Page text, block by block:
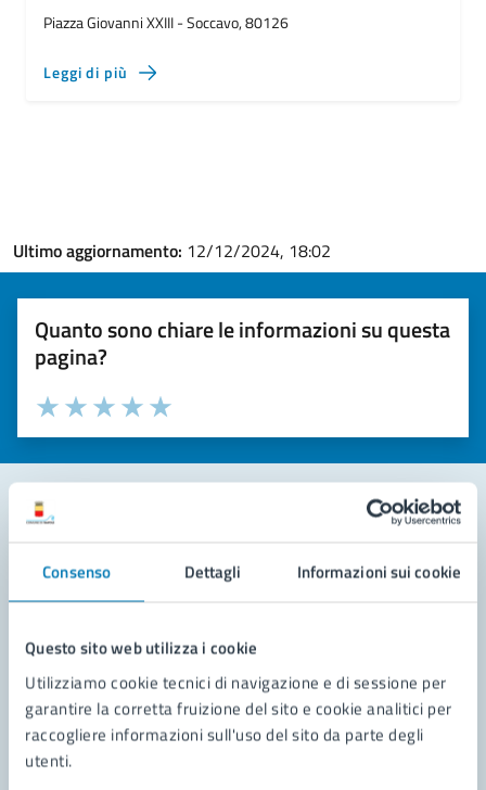
Consenso Dettagli Informazioni sui cookie
Questo sito web utilizza i cookie
Utilizziamo cookie tecnici di navigazione e di sessione per
garantire la corretta fruizione del sito e cookie analitici per
raccogliere informazioni sull'uso del sito da parte degli
utenti.
Piazza Giovanni XXIII - Soccavo, 80126
Leggi di più
Ultimo aggiornamento: 12/12/2024, 18:02
Quanto sono chiare le informazioni su questa
pagina?
Valuta la chiarezza delle informazioni (da 1 a 5 stelle)
Seleziona il numero di stelle per valutare la chiarezza delle
Valuta 5 stelle su 5
Valuta 4 stelle su 5
Valuta 3 stelle su 5
Valuta 2 stelle su 5
Valuta 1 stelle su 5
Leggi le domande frequenti
Richiedi assistenza
Prenota appuntamento
Problemi in città